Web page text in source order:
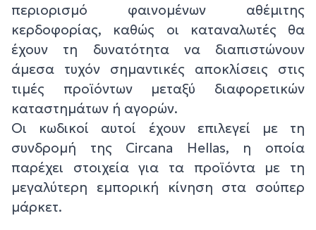
περιορισμό φαινομένων αθέμιτης
κερδοφορίας, καθώς οι καταναλωτές θα
έχουν τη δυνατότητα να διαπιστώνουν
άμεσα τυχόν σημαντικές αποκλίσεις στις
τιμές προϊόντων μεταξύ διαφορετικών
καταστημάτων ή αγορών.
Οι κωδικοί αυτοί έχουν επιλεγεί με τη
συνδρομή της Circana Hellas, η οποία
παρέχει στοιχεία για τα προϊόντα με τη
μεγαλύτερη εμπορική κίνηση στα σούπερ
μάρκετ.